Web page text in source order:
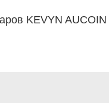
KEVYN AUCOIN